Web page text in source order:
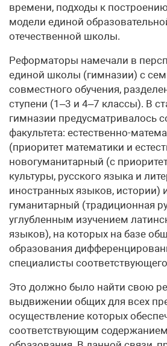
времени, подходы к
модели единой
отечественной школы.
Реформаторы намечали в
единой школы (гимназии) с
совместного обу­чения,
ступени (1–3 и 4–7 классы). В
гимназии предусматривалось
факультета: естественно-
(приоритет математики и
новогуманитарный (с
культуры, русского языка и
иностранных языков, истории)
гуманитарный (традиционная
углубленным изучением
языков), на которых на базе
образования
специалисты
Это должно было найти свою
выдвижении общих для всех
осуществление которых
соответствующим